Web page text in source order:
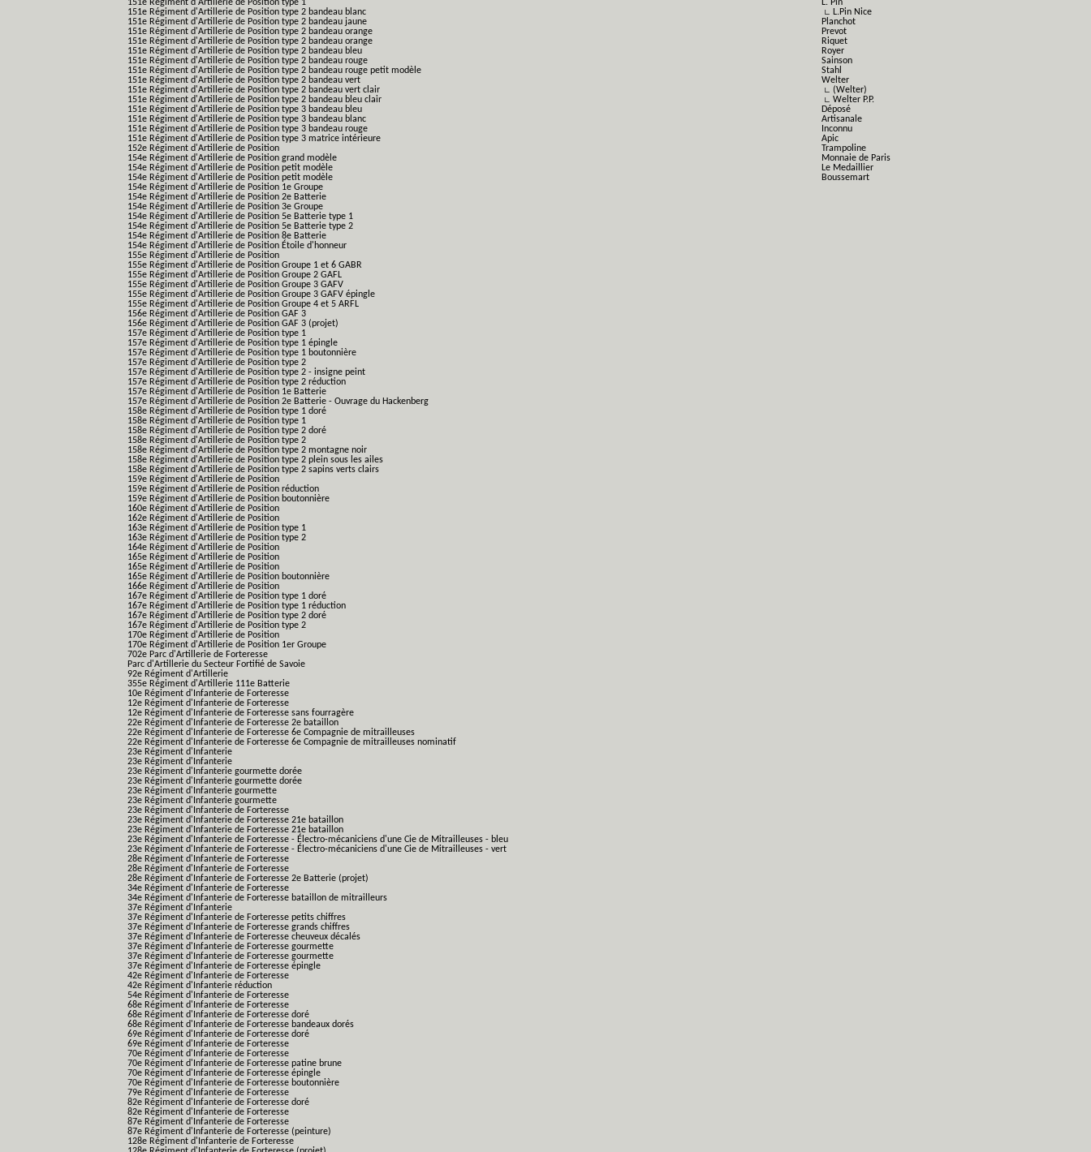
151e Régiment d'Artillerie de Position type 1
151e Régiment d'Artillerie de Position type 2 bandeau blanc
151e Régiment d'Artillerie de Position type 2 bandeau jaune
151e Régiment d'Artillerie de Position type 2 bandeau orange
151e Régiment d'Artillerie de Position type 2 bandeau orange
151e Régiment d'Artillerie de Position type 2 bandeau bleu
151e Régiment d'Artillerie de Position type 2 bandeau rouge
151e Régiment d'Artillerie de Position type 2 bandeau rouge petit modèle
151e Régiment d'Artillerie de Position type 2 bandeau vert
151e Régiment d'Artillerie de Position type 2 bandeau vert clair
151e Régiment d'Artillerie de Position type 2 bandeau bleu clair
151e Régiment d'Artillerie de Position type 3 bandeau bleu
151e Régiment d'Artillerie de Position type 3 bandeau blanc
151e Régiment d'Artillerie de Position type 3 bandeau rouge
151e Régiment d'Artillerie de Position type 3 matrice intérieure
152e Régiment d'Artillerie de Position
154e Régiment d'Artillerie de Position grand modèle
154e Régiment d'Artillerie de Position petit modèle
154e Régiment d'Artillerie de Position petit modèle
154e Régiment d'Artillerie de Position 1e Groupe
154e Régiment d'Artillerie de Position 2e Batterie
154e Régiment d'Artillerie de Position 3e Groupe
154e Régiment d'Artillerie de Position 5e Batterie type 1
154e Régiment d'Artillerie de Position 5e Batterie type 2
154e Régiment d'Artillerie de Position 8e Batterie
154e Régiment d'Artillerie de Position Étoile d'honneur
155e Régiment d'Artillerie de Position
155e Régiment d'Artillerie de Position Groupe 1 et 6 GABR
155e Régiment d'Artillerie de Position Groupe 2 GAFL
155e Régiment d'Artillerie de Position Groupe 3 GAFV
155e Régiment d'Artillerie de Position Groupe 3 GAFV épingle
155e Régiment d'Artillerie de Position Groupe 4 et 5 ARFL
156e Régiment d'Artillerie de Position GAF 3
156e Régiment d'Artillerie de Position GAF 3 (projet)
157e Régiment d'Artillerie de Position type 1
157e Régiment d'Artillerie de Position type 1 épingle
157e Régiment d'Artillerie de Position type 1 boutonnière
157e Régiment d'Artillerie de Position type 2
157e Régiment d'Artillerie de Position type 2 - insigne peint
157e Régiment d'Artillerie de Position type 2 réduction
157e Régiment d'Artillerie de Position 1e Batterie
157e Régiment d'Artillerie de Position 2e Batterie - Ouvrage du Hackenberg
158e Régiment d'Artillerie de Position type 1 doré
158e Régiment d'Artillerie de Position type 1
158e Régiment d'Artillerie de Position type 2 doré
158e Régiment d'Artillerie de Position type 2
158e Régiment d'Artillerie de Position type 2 montagne noir
158e Régiment d'Artillerie de Position type 2 plein sous les ailes
158e Régiment d'Artillerie de Position type 2 sapins verts clairs
159e Régiment d'Artillerie de Position
159e Régiment d'Artillerie de Position réduction
159e Régiment d'Artillerie de Position boutonnière
160e Régiment d'Artillerie de Position
162e Régiment d'Artillerie de Position
163e Régiment d'Artillerie de Position type 1
163e Régiment d'Artillerie de Position type 2
164e Régiment d'Artillerie de Position
165e Régiment d'Artillerie de Position
165e Régiment d'Artillerie de Position
165e Régiment d'Artillerie de Position boutonnière
166e Régiment d'Artillerie de Position
167e Régiment d'Artillerie de Position type 1 doré
167e Régiment d'Artillerie de Position type 1 réduction
167e Régiment d'Artillerie de Position type 2 doré
167e Régiment d'Artillerie de Position type 2
170e Régiment d'Artillerie de Position
170e Régiment d'Artillerie de Position 1er Groupe
702e Parc d'Artillerie de Forteresse
Parc d'Artillerie du Secteur Fortifié de Savoie
92e Régiment d'Artillerie
355e Régiment d'Artillerie 111e Batterie
10e Régiment d'Infanterie de Forteresse
12e Régiment d'Infanterie de Forteresse
12e Régiment d'Infanterie de Forteresse sans fourragère
22e Régiment d'Infanterie de Forteresse 2e bataillon
22e Régiment d'Infanterie de Forteresse 6e Compagnie de mitrailleuses
22e Régiment d'Infanterie de Forteresse 6e Compagnie de mitrailleuses nominatif
23e Régiment d'Infanterie
23e Régiment d'Infanterie
23e Régiment d'Infanterie gourmette dorée
23e Régiment d'Infanterie gourmette dorée
23e Régiment d'Infanterie gourmette
23e Régiment d'Infanterie gourmette
23e Régiment d'Infanterie de Forteresse
23e Régiment d'Infanterie de Forteresse 21e bataillon
23e Régiment d'Infanterie de Forteresse 21e bataillon
23e Régiment d'Infanterie de Forteresse - Électro-mécaniciens d'une Cie de Mitrailleuses - bleu
23e Régiment d'Infanterie de Forteresse - Électro-mécaniciens d'une Cie de Mitrailleuses - vert
28e Régiment d'Infanterie de Forteresse
28e Régiment d'Infanterie de Forteresse
28e Régiment d'Infanterie de Forteresse 2e Batterie (projet)
34e Régiment d'Infanterie de Forteresse
34e Régiment d'Infanterie de Forteresse bataillon de mitrailleurs
37e Régiment d'Infanterie
37e Régiment d'Infanterie de Forteresse petits chiffres
37e Régiment d'Infanterie de Forteresse grands chiffres
37e Régiment d'Infanterie de Forteresse cheuveux décalés
37e Régiment d'Infanterie de Forteresse gourmette
37e Régiment d'Infanterie de Forteresse gourmette
37e Régiment d'Infanterie de Forteresse épingle
42e Régiment d'Infanterie de Forteresse
42e Régiment d'Infanterie réduction
54e Régiment d'Infanterie de Forteresse
68e Régiment d'Infanterie de Forteresse
68e Régiment d'Infanterie de Forteresse doré
68e Régiment d'Infanterie de Forteresse bandeaux dorés
69e Régiment d'Infanterie de Forteresse doré
69e Régiment d'Infanterie de Forteresse
70e Régiment d'Infanterie de Forteresse
70e Régiment d'Infanterie de Forteresse patine brune
70e Régiment d'Infanterie de Forteresse épingle
70e Régiment d'Infanterie de Forteresse boutonnière
79e Régiment d'Infanterie de Forteresse
82e Régiment d'Infanterie de Forteresse doré
82e Régiment d'Infanterie de Forteresse
87e Régiment d'Infanterie de Forteresse
87e Régiment d'Infanterie de Forteresse (peinture)
128e Régiment d'Infanterie de Forteresse
L. Pin
∟ L.Pin Nice
Planchot
Prevot
Riquet
Royer
Sainson
Stahl
Welter
∟ (Welter)
∟ Welter P.P.
Déposé
Artisanale
Inconnu
Apic
Trampoline
Monnaie de Paris
Le Medaillier
Boussemart